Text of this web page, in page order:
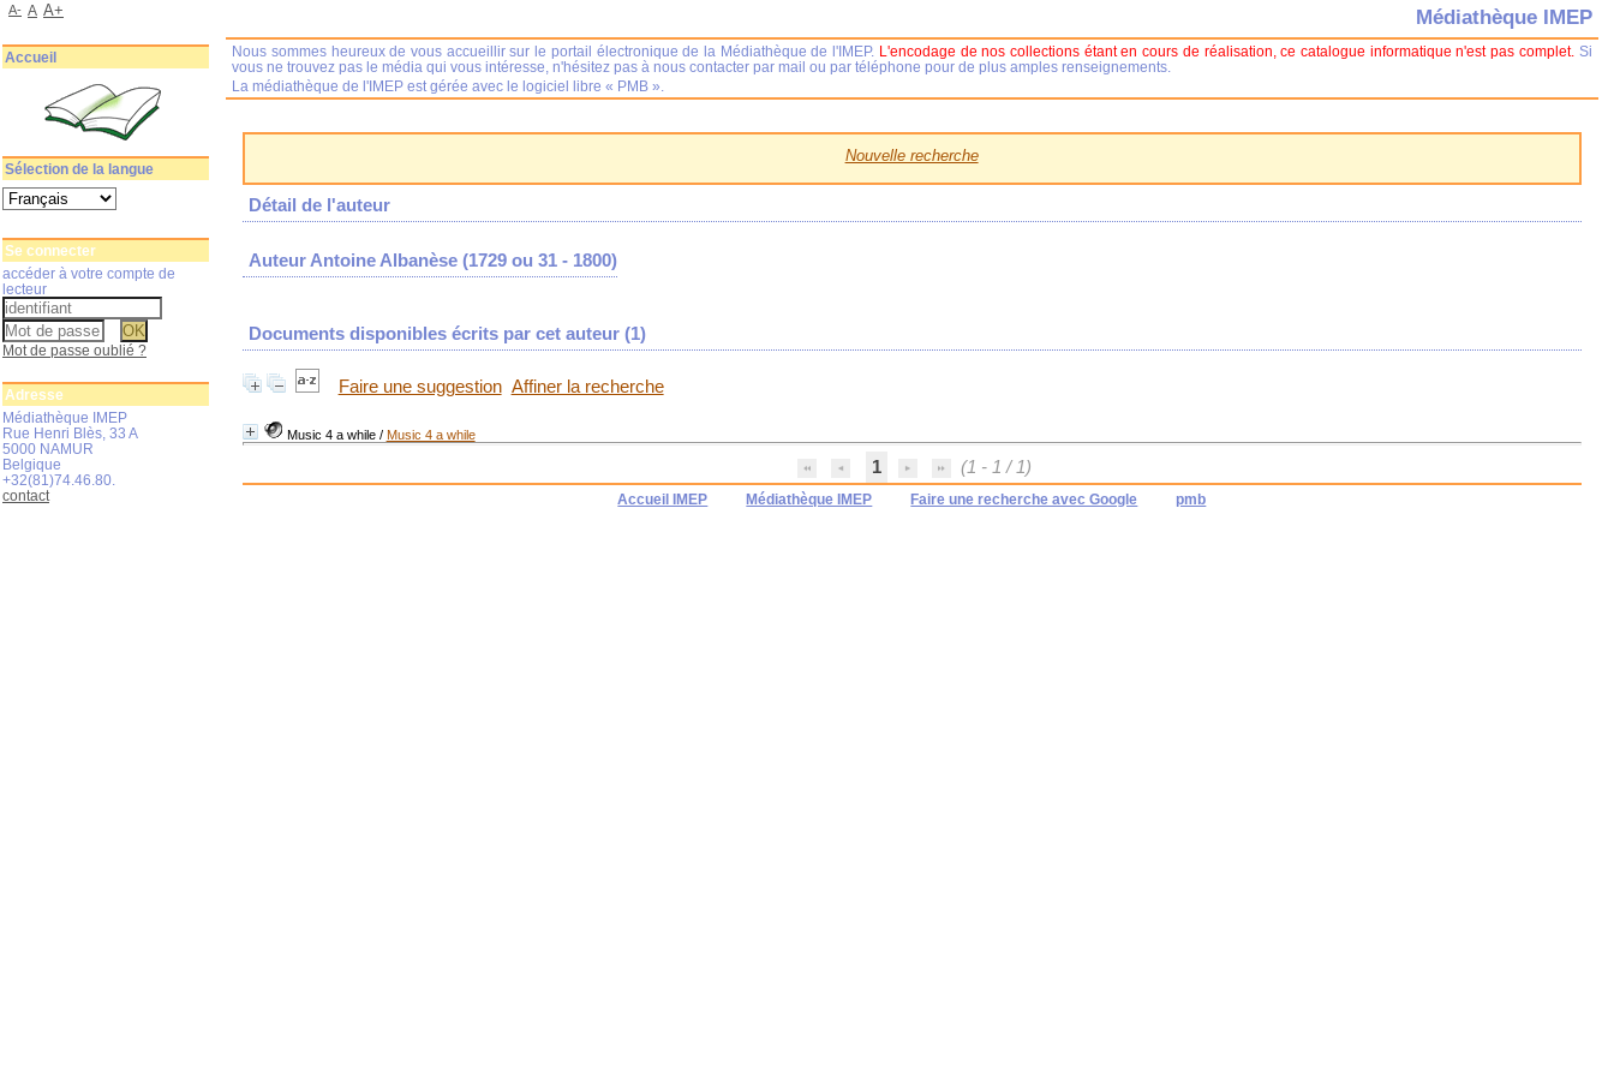
Nouvelle recherche
Détail de l'auteur
Auteur Antoine Albanèse (1729 ou 31 - 1800)
Documents disponibles écrits par cet auteur (1)
Faire une suggestion Affiner la recherche
Music 4 a while/ Music 4 a while
1 (1 - 1 / 1)
Accueil IMEP Médiathèque IMEP Faire une recherche avec Google pmb
Médiathèque IMEP
Nous sommes heureux de vous accueillir sur le portail électronique de la Médiathèque de l'IMEP. L'encodage de nos collections étant en cours de réalisation, ce catalogue informatique n'est pas complet. Si
vous ne trouvez pas le média qui vous intéresse, n'hésitez pas à nous contacter par mail ou par téléphone pour de plus amples renseignements.
La médiathèque de l'IMEP est gérée avec le logiciel libre « PMB ».
A- A A+
Accueil
Sélection de la langue
Se connecter
accéder à votre compte de
lecteur
Mot de passe oublié ?
Adresse
Médiathèque IMEP
Rue Henri Blès, 33 A
5000 NAMUR
Belgique
+32(81)74.46.80.
contact